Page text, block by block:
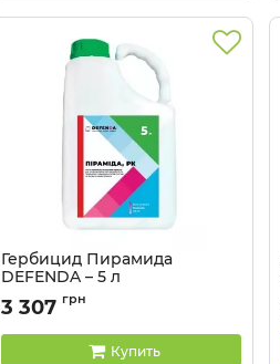
Гербицид Пирамида
DEFENDA – 5 л
Артикул: 11012031
3 307 грн
Купить